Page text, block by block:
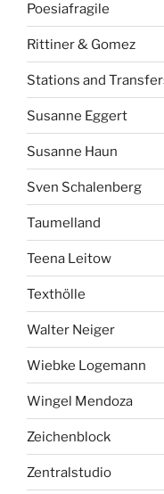
Poesiafragile
Rittiner & Gomez
Stations and
Susanne Eggert
Susanne Haun
Sven Schalenberg
Taumelland
Teena Leitow
Texthölle
Walter Neiger
Wiebke Logemann
Wingel Mendoza
Zeichenblock
Zentralstudio